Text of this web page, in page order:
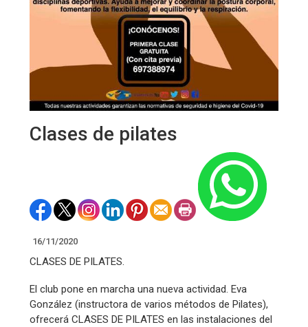
Clases de pilates
16/11/2020
CLASES DE PILATES.
El club pone en marcha una nueva actividad. Eva
González (instructora de varios métodos de Pilates),
ofrecerá CLASES DE PILATES en las instalaciones del